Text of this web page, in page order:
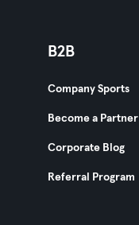
B2B
Company Sports
Become a Partner
Corporate Blog
Referral Program